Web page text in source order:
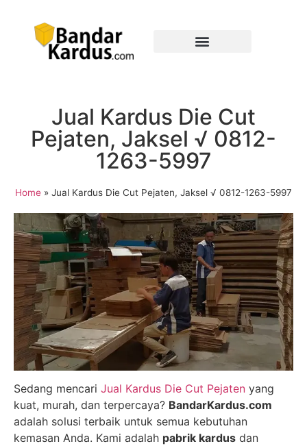
Jual Kardus Die Cut
Pejaten, Jaksel √ 0812-
1263-5997
Home » Jual Kardus Die Cut Pejaten, Jaksel √ 0812-1263-5997
Sedang mencari Jual Kardus Die Cut Pejaten yang
kuat, murah, dan terpercaya? BandarKardus.com
adalah solusi terbaik untuk semua kebutuhan
kemasan Anda. Kami adalah pabrik kardus dan